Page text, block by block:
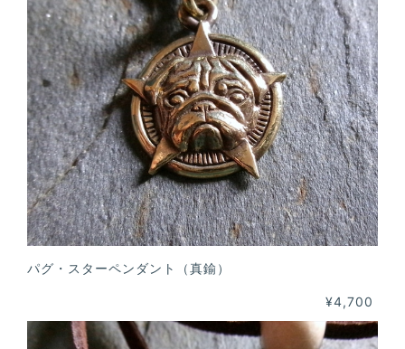
パグ・スターペンダント（真鍮）
¥4,700